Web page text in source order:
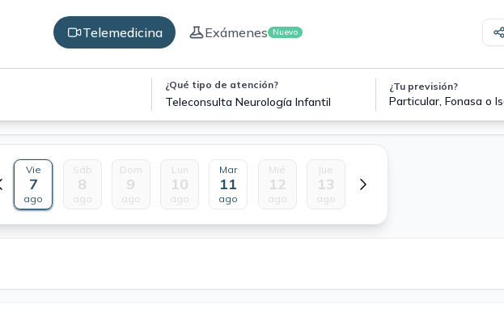
Telemedicina Exámenes Nuevo
¿Qué tipo de atención?
Teleconsulta Neurología Infantil
¿Tu previsión?
Particular, Fonasa o
Vie
7
ago
Sáb
8
ago
Dom
9
ago
Lun
10
ago
Mar
11
ago
Mié
12
ago
Jue
13
ago